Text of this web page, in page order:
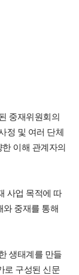
중재위원회의
정 및 여러 단체
이해 관계자의
사업 목적에 따
와 중재를 통해
생태계를 만들
로 구성된 신문